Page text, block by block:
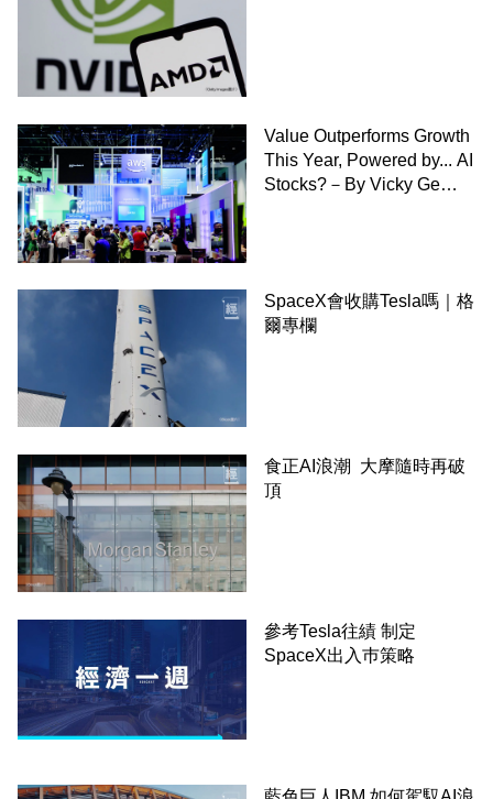
Value Outperforms Growth
This Year, Powered by... AI
Stocks?－By Vicky Ge
SpaceX會收購Tesla嗎｜格
爾專欄
食正AI浪潮 大摩隨時再破
頂
參考Tesla往績 制定
SpaceX出入巿策略